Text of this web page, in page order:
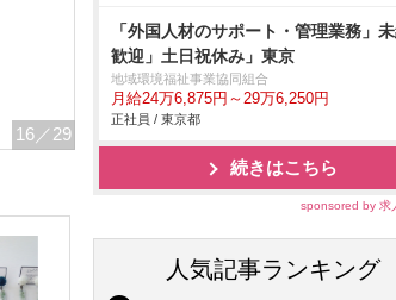
16 ／29
「外国人材のサポート・管理業務」
歓迎」土日祝休み」東京
地域環境福祉事業協同組合
月給24万6,875円～29万6,250円
正社員 / 東京都
続きはこちら
sponsored by 求
人気記事ランキング